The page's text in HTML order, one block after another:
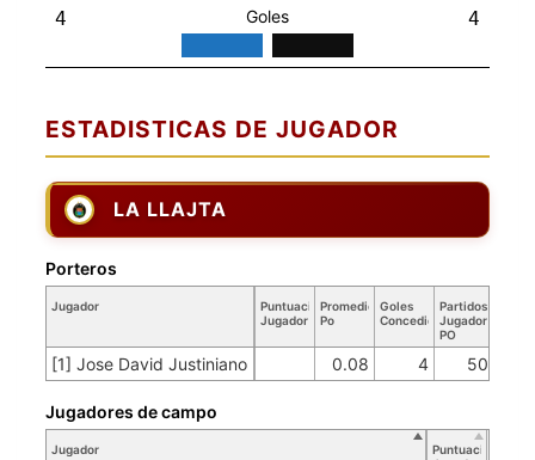
4 Goles 4
ESTADISTICAS DE JUGADOR
LA LLAJTA
Jugador
Puntuación
Jugador
Promedio
Po
Goles
Concedidos
Partidos
Jugador
PO
[1] Jose David Justiniano 0.08 4 50
Porteros
Jugador
Puntuación
Jugadores de campo